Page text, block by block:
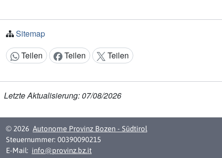
Sitemap
Inhalt teilen:
Teilen Teilen Teilen
Letzte Aktualisierung: 07/08/2026
© 2026 Autonome Provinz Bozen - Südtirol
Steuernummer: 00390090215
E-Mail: info@provinz.bz.it